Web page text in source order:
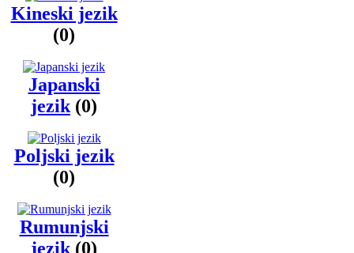
Kineski jezik
(0)
Japanski
jezik (0)
Poljski jezik
(0)
Rumunjski
jezik (0)